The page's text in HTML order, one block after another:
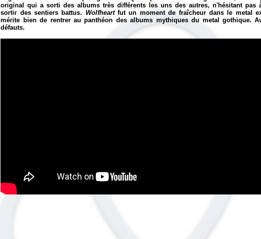
original qui a sorti des albums très différents les uns des autres, n'hésitant pas
sortir des sentiers battus. Wolfheartfut un moment de fraîcheur dans le metal
mérite bien de rentrer au panthéon des albums mythiques du metal gothique.
défauts.